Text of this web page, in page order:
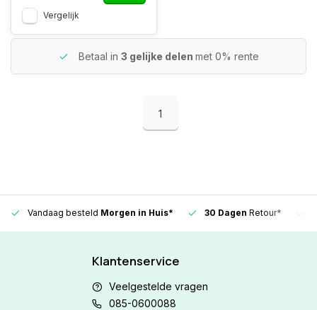
Vergelijk
Betaal in 3 gelijke delen met 0% rente
1
Vandaag besteld Morgen in Huis* 30 Dagen Retour*
Klantenservice
Veelgestelde vragen
085-0600088